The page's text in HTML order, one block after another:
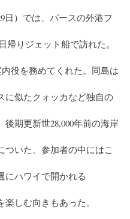
）では、パースの外港フ
帰りジェット船で訪れた。
役を務めてくれた。同島は
に似たクォッカなど独自の
期更新世28,000年前の海岸
いた。参加者の中にはこ
にハワイで開かれる
しむ向きもあった。